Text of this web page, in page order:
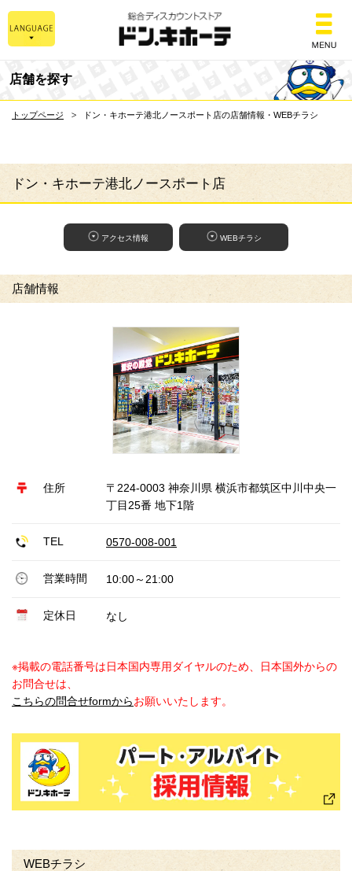
総合ディスカウント
店舗を探す
トップページ ドン・キホーテ港北ノースポート店の店舗情報・WEBチラシ
ドン・キホーテ港北ノースポート店
アクセス情報 WEBチラシ
店舗情報
住所
〒224-0003 神奈川県 横浜市都筑区中川中央一
丁目25番 地下1階
TEL 0570-008-001
営業時間 10:00～21:00
定休日 なし
※掲載の電話番号は日本国内専用ダイヤルのため、日本国外からの
お問合せは、
こちらの問合せformからお願いいたします。
WEBチラシ